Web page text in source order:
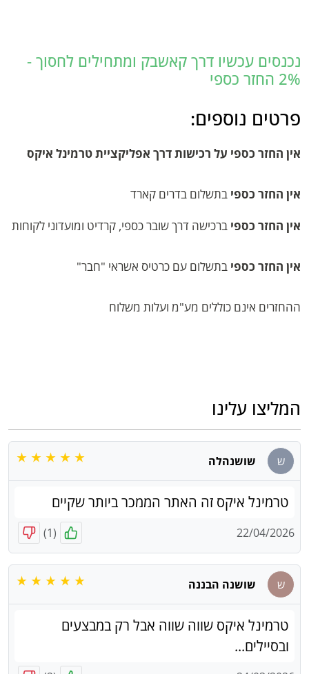
נכנסים עכשיו דרך קאשבק ומתחילים לחסוך -
2% החזר כספי
פרטים נוספים:
אין החזר כספי על רכישות דרך אפליקציית טרמינל איקס
אין החזר כספי בתשלום בדרים קארד
אין החזר כספי ברכישה דרך שובר כספי, קרדיט ומועדוני לקוחות
אין החזר כספי בתשלום עם כרטיס אשראי "חבר"
ההחזרים אינם כוללים מע"מ ועלות משלוח
המליצו עלינו
ש שושנהלה
טרמינל איקס זה האתר הממכר ביותר שקיים
22/04/2026
(
1
)
ש שושנה הבננה
טרמינל איקס שווה שווה אבל רק במבצעים
ובסיילים...